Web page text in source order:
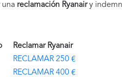
reclamación Ryanairy
Reclamar Ryanair
RECLAMAR 250 €
RECLAMAR 400 €